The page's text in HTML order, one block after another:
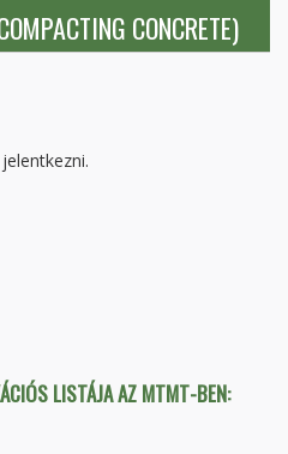
CONCRETE)
LISTÁJA AZ MTMT-BEN: